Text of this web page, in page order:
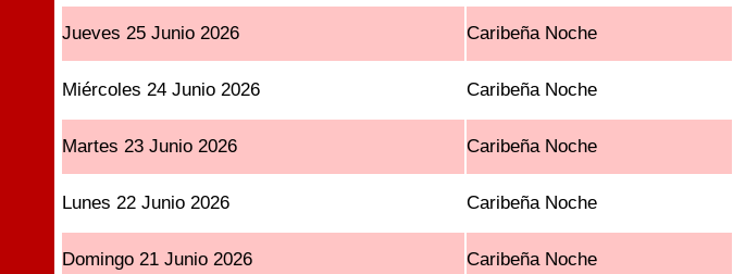
Jueves 25 Junio 2026 Caribeña Noche
Miércoles 24 Junio 2026 Caribeña Noche
Martes 23 Junio 2026 Caribeña Noche
Lunes 22 Junio 2026 Caribeña Noche
Domingo 21 Junio 2026 Caribeña Noche